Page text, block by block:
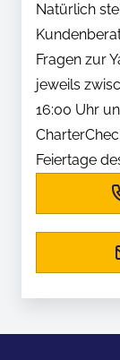
Natürlich
Fragen zur
jeweils
16:00 Uhr
Feiertage